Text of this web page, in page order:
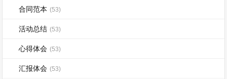
合同范本 (53)
活动总结 (53)
心得体会 (53)
汇报体会 (53)